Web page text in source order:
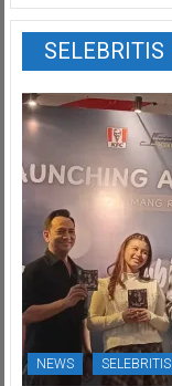
SELEBRITIS
NEWS SELEBRITIS